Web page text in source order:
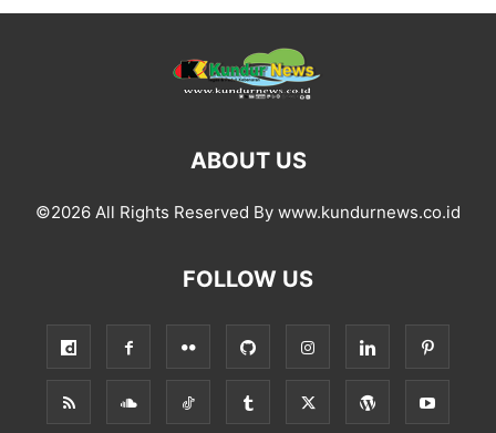
ABOUT US
©2026 All Rights Reserved By www.kundurnews.co.id
FOLLOW US